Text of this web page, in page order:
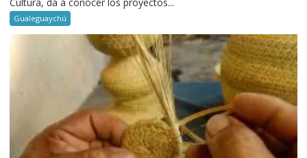
Gualeguaychú